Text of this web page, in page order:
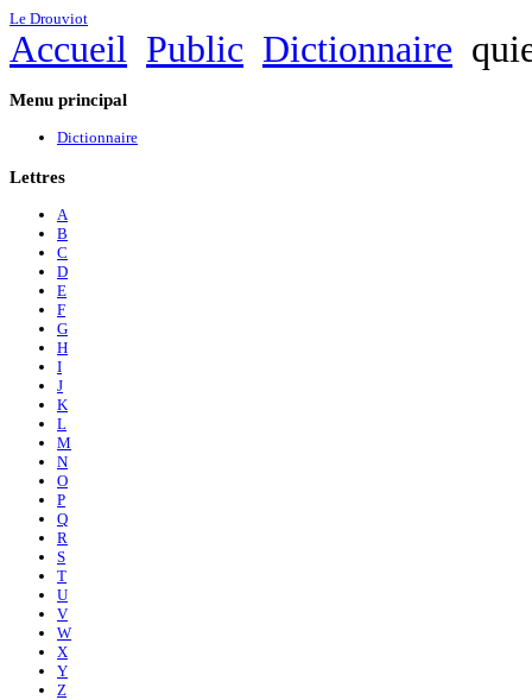
Le Drouviot
Accueil Public Dictionnaire
Menu principal
Dictionnaire
Lettres
A
B
C
D
E
F
G
H
I
J
K
L
M
N
O
P
Q
R
S
T
U
V
W
X
Y
Z